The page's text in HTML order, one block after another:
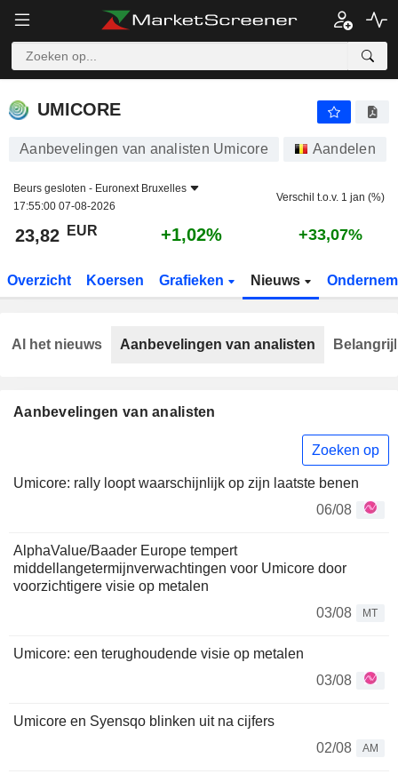
UMICORE
UMICORE
Aanbevelingen van analisten Umicore Aandelen
Beurs gesloten - Euronext Bruxelles
17:55:00 07-08-2026
Verschil t.o.v. 1 jan (%)
23,82 EUR +1,02% +33,07%
Overzicht Koersen Grafieken Nieuws
Aanbevelingen van analisten
Zoeken op
Umicore: rally loopt waarschijnlijk op zijn laatste benen
06/08
AlphaValue/Baader Europe tempert
middellangetermijnverwachtingen voor Umicore door
voorzichtigere visie op metalen
03/08
MT
Umicore: een terughoudende visie op metalen
03/08
Umicore en Syensqo blinken uit na cijfers
02/08
AM
Al het nieuws Aanbevelingen van analisten